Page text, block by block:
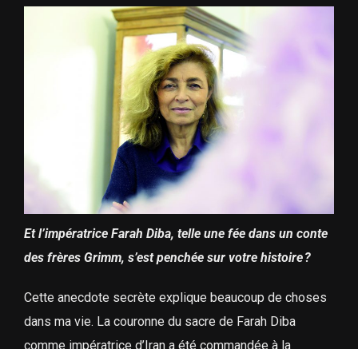
Et l’impératrice Farah Diba, telle une fée dans un conte
des frères Grimm, s’est penchée sur votre histoire ?
Cette anecdote secrète explique beaucoup de choses
dans ma vie. La couronne du sacre de Farah Diba
comme impératrice d’Iran a été commandée à la